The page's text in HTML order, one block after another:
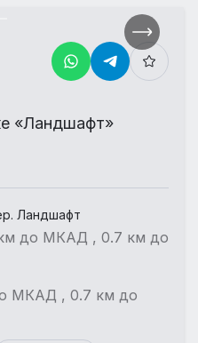
«Ландшафт»
Ландшафт
до МКАД , 0.7 км до
МКАД , 0.7 км до